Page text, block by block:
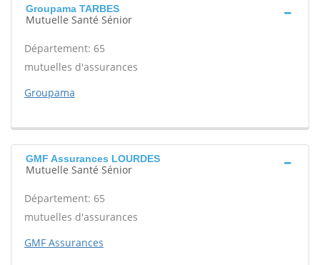
Groupama TARBES
Mutuelle Santé Sénior
Département: 65
mutuelles d'assurances
Groupama
GMF Assurances LOURDES
Mutuelle Santé Sénior
Département: 65
mutuelles d'assurances
GMF Assurances